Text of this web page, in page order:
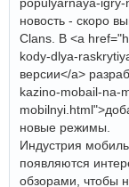
новость - скоро
Clans. В <a
kody-dlya-
версии</a>
kazino-mobail-na-
новые режимы.
Индустрия
появляются
обзорами, чтобы